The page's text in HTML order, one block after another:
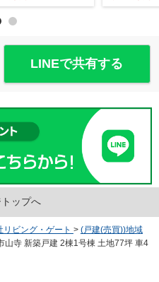
LINEで共有する
ップへ
ビング・ゲート > (戸建(売買))地域
山寺 新築戸建 2棟1号棟 土地77坪 車4